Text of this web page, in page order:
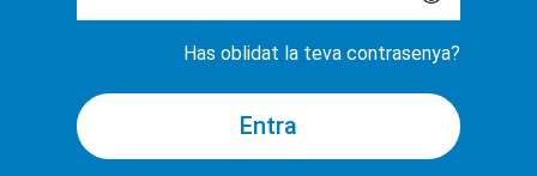
Has oblidat la teva contrasenya?